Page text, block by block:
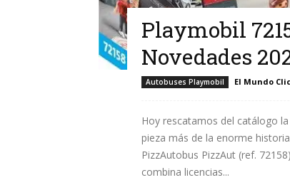
Playmobil
Novedades
Autobuses Playmobil El Mundo
Hoy rescatamos del catálogo
pieza más de la enorme
PizzAutobus PizzAut (ref.
combina licencias...